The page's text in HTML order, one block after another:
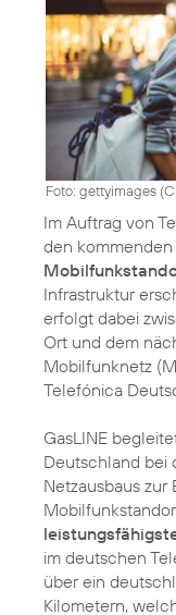
Foto: gettyimages (
Im Auftrag von
den kommenden
Infrastruktur
erfolgt dabei
Ort und dem
Mobilfunknetz
Telefónica
GasLINE
Deutschland bei
Netzausbaus
im deutschen
über ein
Kilometern,